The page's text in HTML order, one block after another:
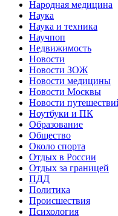
Народная медицина
Наука
Наука и техника
Научпоп
Недвижимость
Новости
Новости ЗОЖ
Новости медицины
Новости Москвы
Новости
Ноутбуки и ПК
Образование
Общество
Около спорта
Отдых в России
Отдых за границей
ПДД
Политика
Происшествия
Психология